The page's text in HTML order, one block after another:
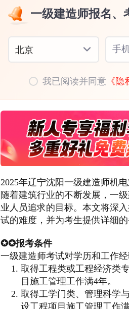
一级建造师报名、
北京 手
我已阅读并同意 《
2025年辽宁沈阳一级建造师机
随着建筑行业的不断发展，一
业人员追求的目标。本文将深
试的难度，并为考生提供详细的
✪✪报考条件
一级建造师考试对学历和工作
取得工程类或工程经济类
目施工管理工作满4年。
取得工学门类、管理科学
设工程项目施工管理工作满